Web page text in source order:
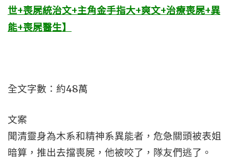
世+喪屍統治文+主角金手指大+爽文+治療喪屍+異
能+喪屍醫生】
全文字數：約48萬
文案
聞清靈身為木系和精神系異能者，危急關頭被表姐
暗算，推出去擋喪屍，他被咬了，隊友們逃了。